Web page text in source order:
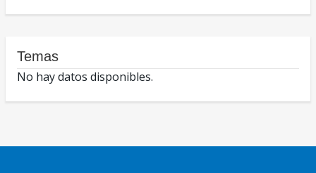
Temas
No hay datos disponibles.